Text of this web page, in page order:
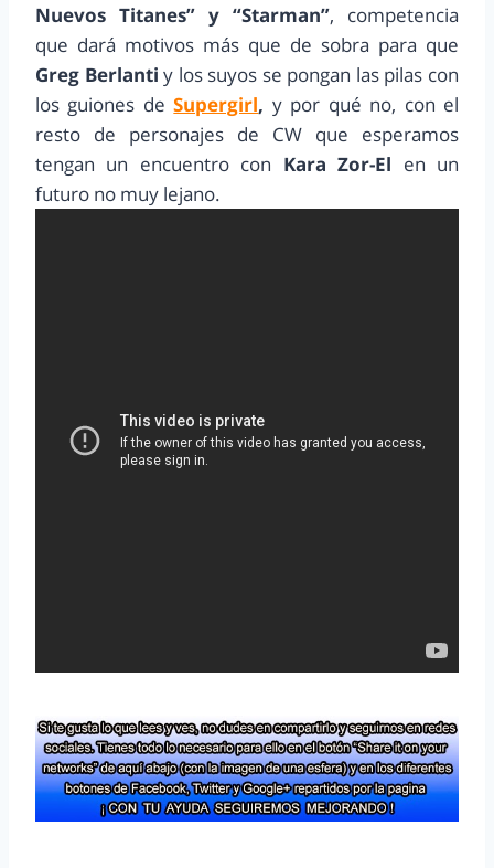
Nuevos Titanes” y “Starman”, competencia
que dará motivos más que de sobra para que
Greg Berlanti y los suyos se pongan las pilas con
los guiones deSupergirl, y por qué no, con el
resto de personajes de CW que esperamos
tengan un encuentro con Kara Zor-El en un
futuro no muy lejano.